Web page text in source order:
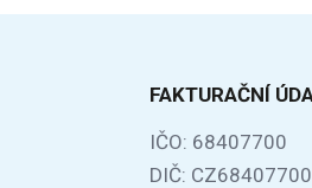
FAKTURAČNÍ
IČO: 68407700
DIČ: CZ68407700